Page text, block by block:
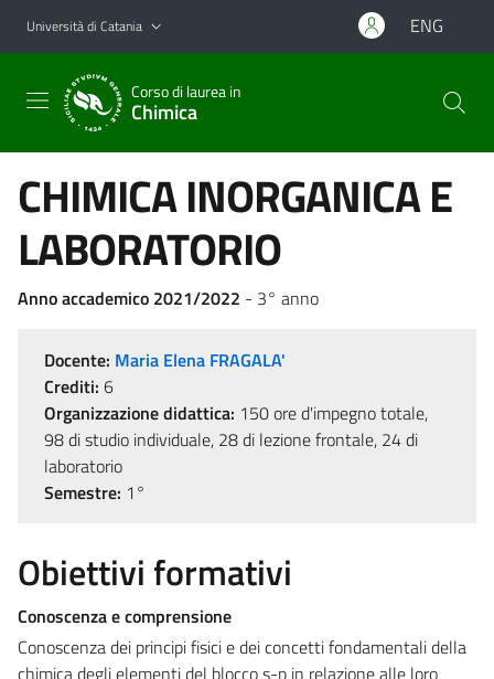
Vai al contenuto principale
Vai al menu di navigazione
Università di Catania ENG
Corso di laurea in
Chimica
CHIMICA INORGANICA E
LABORATORIO
Anno accademico 2021/2022 - 3° anno
Docente: Maria Elena FRAGALA'
Crediti: 6
Organizzazione didattica: 150 ore d'impegno totale,
98 di studio individuale, 28 di lezione frontale, 24 di
laboratorio
Semestre: 1°
Obiettivi formativi
Conoscenza e comprensione
Conoscenza dei principi fisici e dei concetti fondamentali della
chimica degli elementi del blocco s-p in relazione alle loro